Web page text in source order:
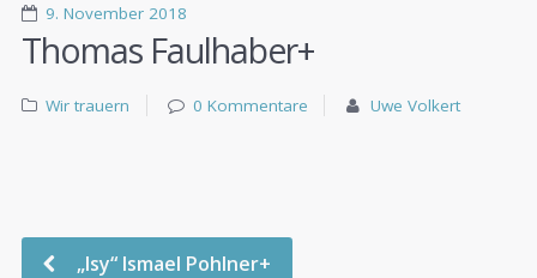
9. November 2018
Thomas Faulhaber+
Wir trauern 0 Kommentare Uwe Volkert
„Isy“ Ismael Pohlner+